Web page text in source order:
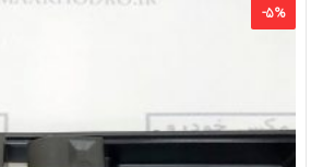
-5%